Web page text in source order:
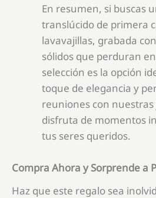
En resumen, si buscas
translúcido de primera
lavavajillas, grabada
sólidos que perduran
selección es la opción
toque de elegancia y
reuniones con
disfruta de momentos
tus seres queridos.
Compra Ahora y Sorprende a
Haz que este regalo sea